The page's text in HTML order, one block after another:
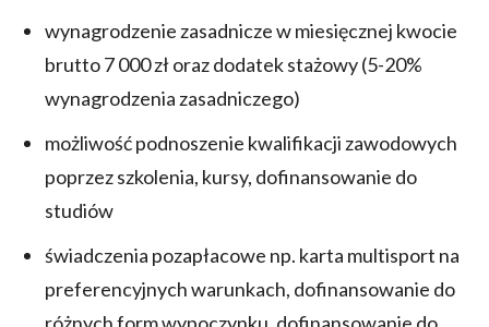
wynagrodzenie zasadnicze w miesięcznej kwocie
brutto 7 000 zł oraz dodatek stażowy (5-20%
wynagrodzenia zasadniczego)
możliwość podnoszenie kwalifikacji zawodowych
poprzez szkolenia, kursy, dofinansowanie do
studiów
świadczenia pozapłacowe np. karta multisport na
preferencyjnych warunkach, dofinansowanie do